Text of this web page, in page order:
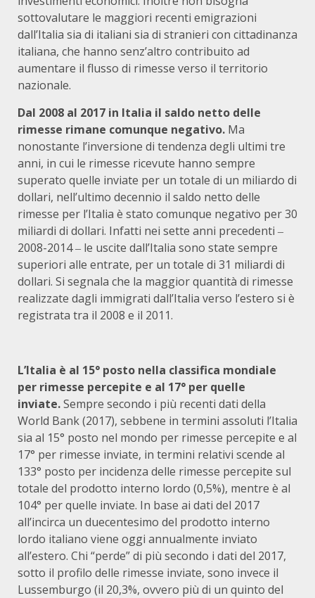
sottovalutare le maggiori recenti emigrazioni
dall’Italia sia di italiani sia di stranieri con cittadinanza
italiana, che hanno senz’altro contribuito ad
aumentare il flusso di rimesse verso il territorio
nazionale.
Dal 2008 al 2017 in Italia il saldo netto delle
rimesse rimane comunque negativo. Ma
nonostante l’inversione di tendenza degli ultimi tre
anni, in cui le rimesse ricevute hanno sempre
superato quelle inviate per un totale di un miliardo di
dollari, nell’ultimo decennio il saldo netto delle
rimesse per l’Italia è stato comunque negativo per 30
miliardi di dollari. Infatti nei sette anni precedenti ‒
2008-2014 ‒ le uscite dall’Italia sono state sempre
superiori alle entrate, per un totale di 31 miliardi di
dollari. Si segnala che la maggior quantità di rimesse
realizzate dagli immigrati dall’Italia verso l’estero si è
registrata tra il 2008 e il 2011.
L’Italia è al 15° posto nella classifica mondiale
per rimesse percepite e al 17° per quelle
inviate.Sempre secondo i più recenti dati della
World Bank (2017), sebbene in termini assoluti l’Italia
sia al 15° posto nel mondo per rimesse percepite e al
17° per rimesse inviate, in termini relativi scende al
133° posto per incidenza delle rimesse percepite sul
totale del prodotto interno lordo (0,5%), mentre è al
104° per quelle inviate. In base ai dati del 2017
all’incirca un duecentesimo del prodotto interno
lordo italiano viene oggi annualmente inviato
all’estero. Chi “perde” di più secondo i dati del 2017,
sotto il profilo delle rimesse inviate, sono invece il
Lussemburgo (il 20,3%, ovvero più di un quinto del